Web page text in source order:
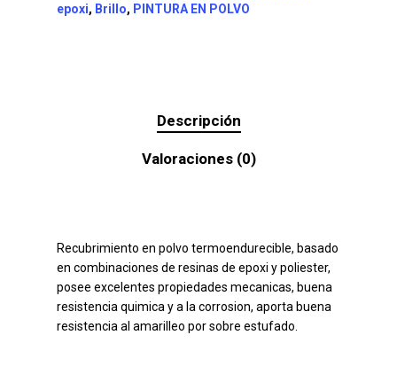
epoxi, Brillo, PINTURA EN POLVO
Descripción
Valoraciones (0)
Recubrimiento en polvo termoendurecible, basado
en combinaciones de resinas de epoxi y poliester,
posee excelentes propiedades mecanicas, buena
resistencia quimica y a la corrosion, aporta buena
resistencia al amarilleo por sobre estufado.